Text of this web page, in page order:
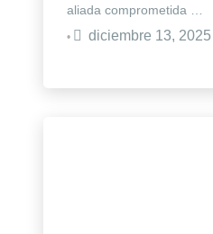
aliada comprometida …
• diciembre 13, 2025